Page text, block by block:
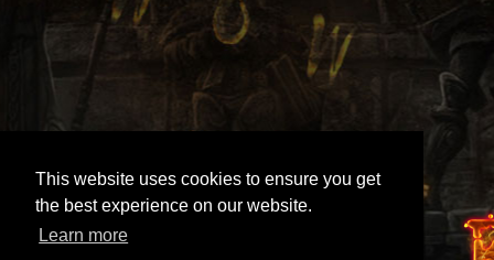
This website uses cookies to ensure you get
the best experience on our website.
Learn more